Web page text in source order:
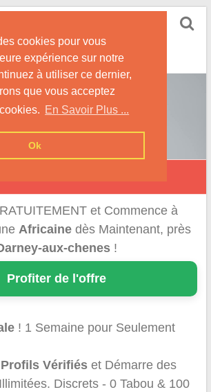
cookies pour vous
expérience sur notre
à utiliser ce dernier,
que vous acceptez
En Savoir Plus ...
Ok
la Rencontre d'une Belle
et Commence à
Africainedès Maintenant, près
aux-chenes!
Profiter de l'offre
! 1 Semaine pour Seulement
Profils Vérifiés et Démarre des
Discrets - 0 Tabou & 100